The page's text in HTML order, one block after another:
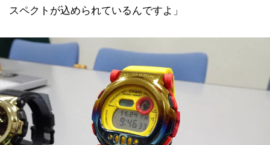
スペクトが込められているんですよ」